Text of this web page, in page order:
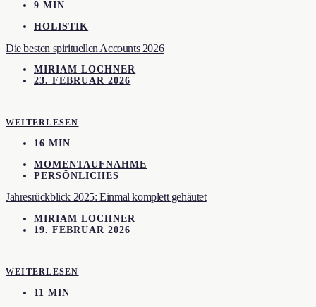
9 MIN
HOLISTIK
Die besten spirituellen Accounts 2026
MIRIAM LOCHNER
23. FEBRUAR 2026
WEITERLESEN
16 MIN
MOMENTAUFNAHME
PERSÖNLICHES
Jahresrückblick 2025: Einmal komplett gehäutet
MIRIAM LOCHNER
19. FEBRUAR 2026
WEITERLESEN
11 MIN